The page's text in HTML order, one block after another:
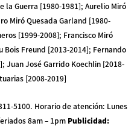
la Guerra [1980-1981]; Aurelio Miró
Miró Quesada Garland [1980-
[1999-2008]; Francisco Miró
Bois Freund [2013-2014]; Fernando
Juan José Garrido Koechlin [2018-
[2008-2019]
5100. Horario de atención: Lunes
8am – 1pm Publicidad: